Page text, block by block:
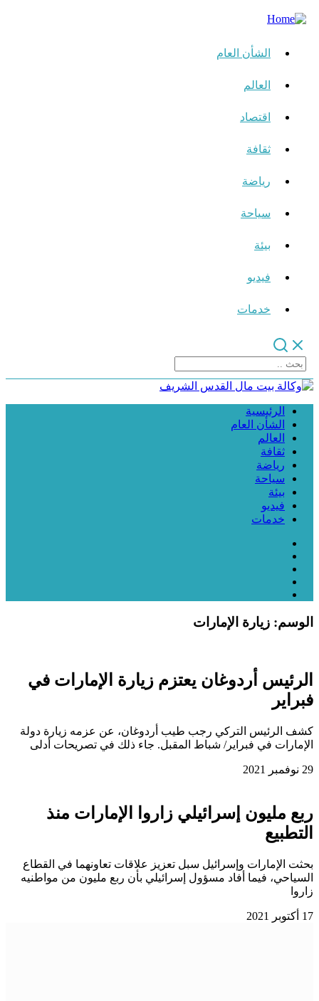
الشأن العام
العالم
اقتصاد
ثقافة
رياضة
سياحة
بيئة
فيديو
خدمات
الرئيسية
الشأن العام
العالم
ثقافة
رياضة
سياحة
بيئة
فيديو
خدمات
الوسم: زيارة الإمارات
الرئيس أردوغان يعتزم زيارة الإمارات في
فبراير
كشف الرئيس التركي رجب طيب أردوغان، عن عزمه زيارة دولة
الإمارات في فبراير/ شباط المقبل. جاء ذلك في تصريحات أدلى
29 نوفمبر 2021
ربع مليون إسرائيلي زاروا الإمارات منذ
التطبيع
بحثت الإمارات وإسرائيل سبل تعزيز علاقات تعاونهما في القطاع
السياحي، فيما أفاد مسؤول إسرائيلي بأن ربع مليون من مواطنيه
زاروا
17 أكتوبر 2021